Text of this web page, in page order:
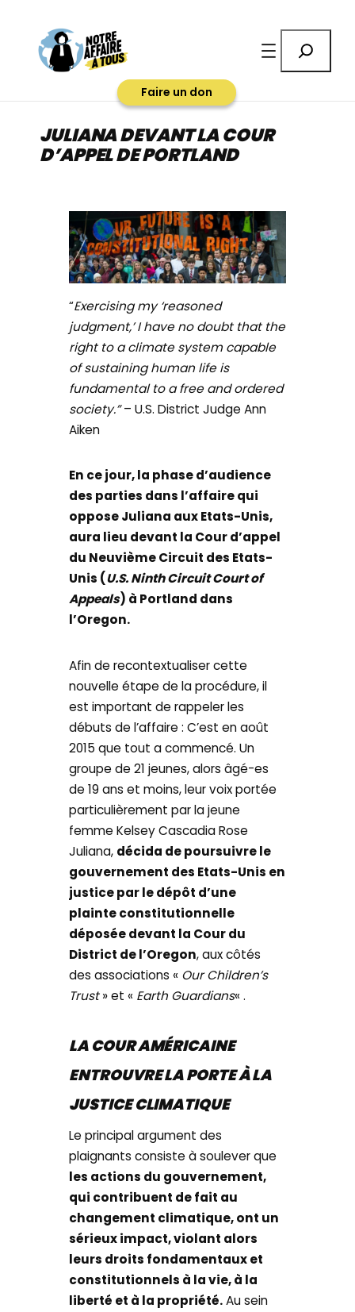
contenu
Faire un don
JULIANA DEVANT LA COUR
D’APPEL DE PORTLAND
“Exercising my ‘reasoned
judgment,’ I have no doubt that the
right to a climate system capable
of sustaining human life is
fundamental to a free and ordered
society.”– U.S. District Judge Ann
Aiken
En ce jour, la phase d’audience
des parties dans l’affaire qui
oppose Juliana aux Etats-Unis,
aura lieu devant la Cour d’appel
du Neuvième Circuit des Etats-
Unis (U.S. Ninth Circuit Court of
Appeals) à Portland dans
l’Oregon.
Afin de recontextualiser cette
nouvelle étape de la procédure, il
est important de rappeler les
débuts de l’affaire : C’est en août
2015 que tout a commencé. Un
groupe de 21 jeunes, alors âgé-es
de 19 ans et moins, leur voix portée
particulièrement par la jeune
femme Kelsey Cascadia Rose
Juliana, décida de poursuivre le
gouvernement des Etats-Unis en
justice par le dépôt d’une
plainte constitutionnelle
déposée devant la Cour du
District de l’Oregon, aux côtés
des associations « Our Children’s
Trust» et « Earth Guardians« .
LA COUR AMÉRICAINE
ENTROUVRE LA PORTE À LA
JUSTICE CLIMATIQUE
Le principal argument des
plaignants consiste à soulever que
les actions du gouvernement,
qui contribuent de fait au
changement climatique, ont un
sérieux impact, violant alors
leurs droits fondamentaux et
constitutionnels à la vie, à la
liberté et à la propriété.Au sein